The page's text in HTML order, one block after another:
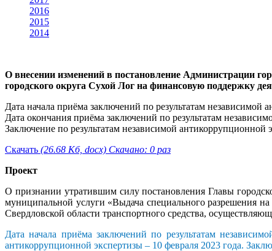
2016
2015
2014
О внесении изменений в постановление Администрации
городского округа Сухой Лог на финансовую поддержку
Дата начала приёма заключений по результатам независимой
Дата окончания приёма заключений по результатам
Заключение по результатам независимой
Скачать (26.68 Кб, docx) Скачано: 0 раз
Проект
О признании утратившим силу постановления Главы
муниципальной услуги «Выдача специального
Свердловской области транспортного средства,
Дата начала приёма заключений по результатам
антикоррупционной экспертизы – 10 февраля 2023 года.